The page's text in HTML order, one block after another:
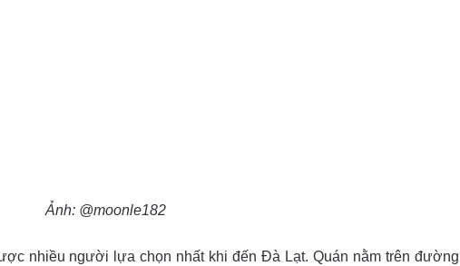
Ảnh: @moonle182
nhiều người lựa chọn nhất khi đến Đà Lạt. Quán nằm trên đường